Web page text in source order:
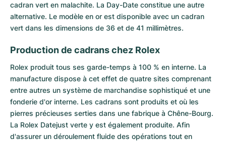
cadran vert en malachite. La Day-Date constitue une autre
alternative. Le modèle en or est disponible avec un cadran
vert dans les dimensions de 36 et de 41 millimètres.
Production de cadrans chez Rolex
Rolex produit tous ses garde-temps à 100 % en interne. La
manufacture dispose à cet effet de quatre sites comprenant
entre autres un système de marchandise sophistiqué et une
fonderie d'or interne. Les cadrans sont produits et où les
pierres précieuses serties dans une fabrique à Chêne-Bourg.
La Rolex Datejust verte y est également produite. Afin
d'assurer un déroulement fluide des opérations tout en